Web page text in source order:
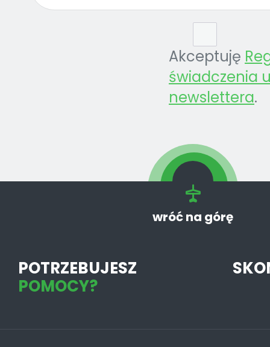
Akceptuję
świadczenia
newslettera.
wróć na górę
POTRZEBUJESZ
POMOCY?